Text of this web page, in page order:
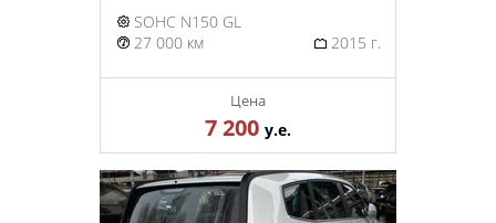
SOHC N150 GL
27 000 км
2015 г.
Цена
7 200 у.е.